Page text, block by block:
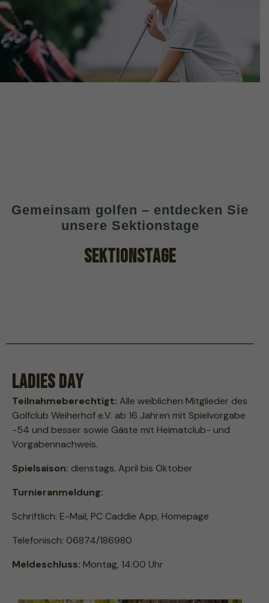
Gemeinsam golfen – entdecken Sie
unsere Sektionstage
SEKTIONSTAGE
Ladies Day
Teilnahmeberechtigt: Alle weiblichen Mitglieder des
Golfclub Weiherhof e.V. ab 16 Jahren mit Spielvorgabe
-54 und besser sowie Gäste mit Heimatclub- und
Vorgabennachweis.
Spielsaison: dienstags, April bis Oktober
Turnieranmeldung:
Schriftlich: E-Mail, PC Caddie App, Homepage
Telefonisch: 06874/186980
Meldeschluss: Montag, 14:00 Uhr